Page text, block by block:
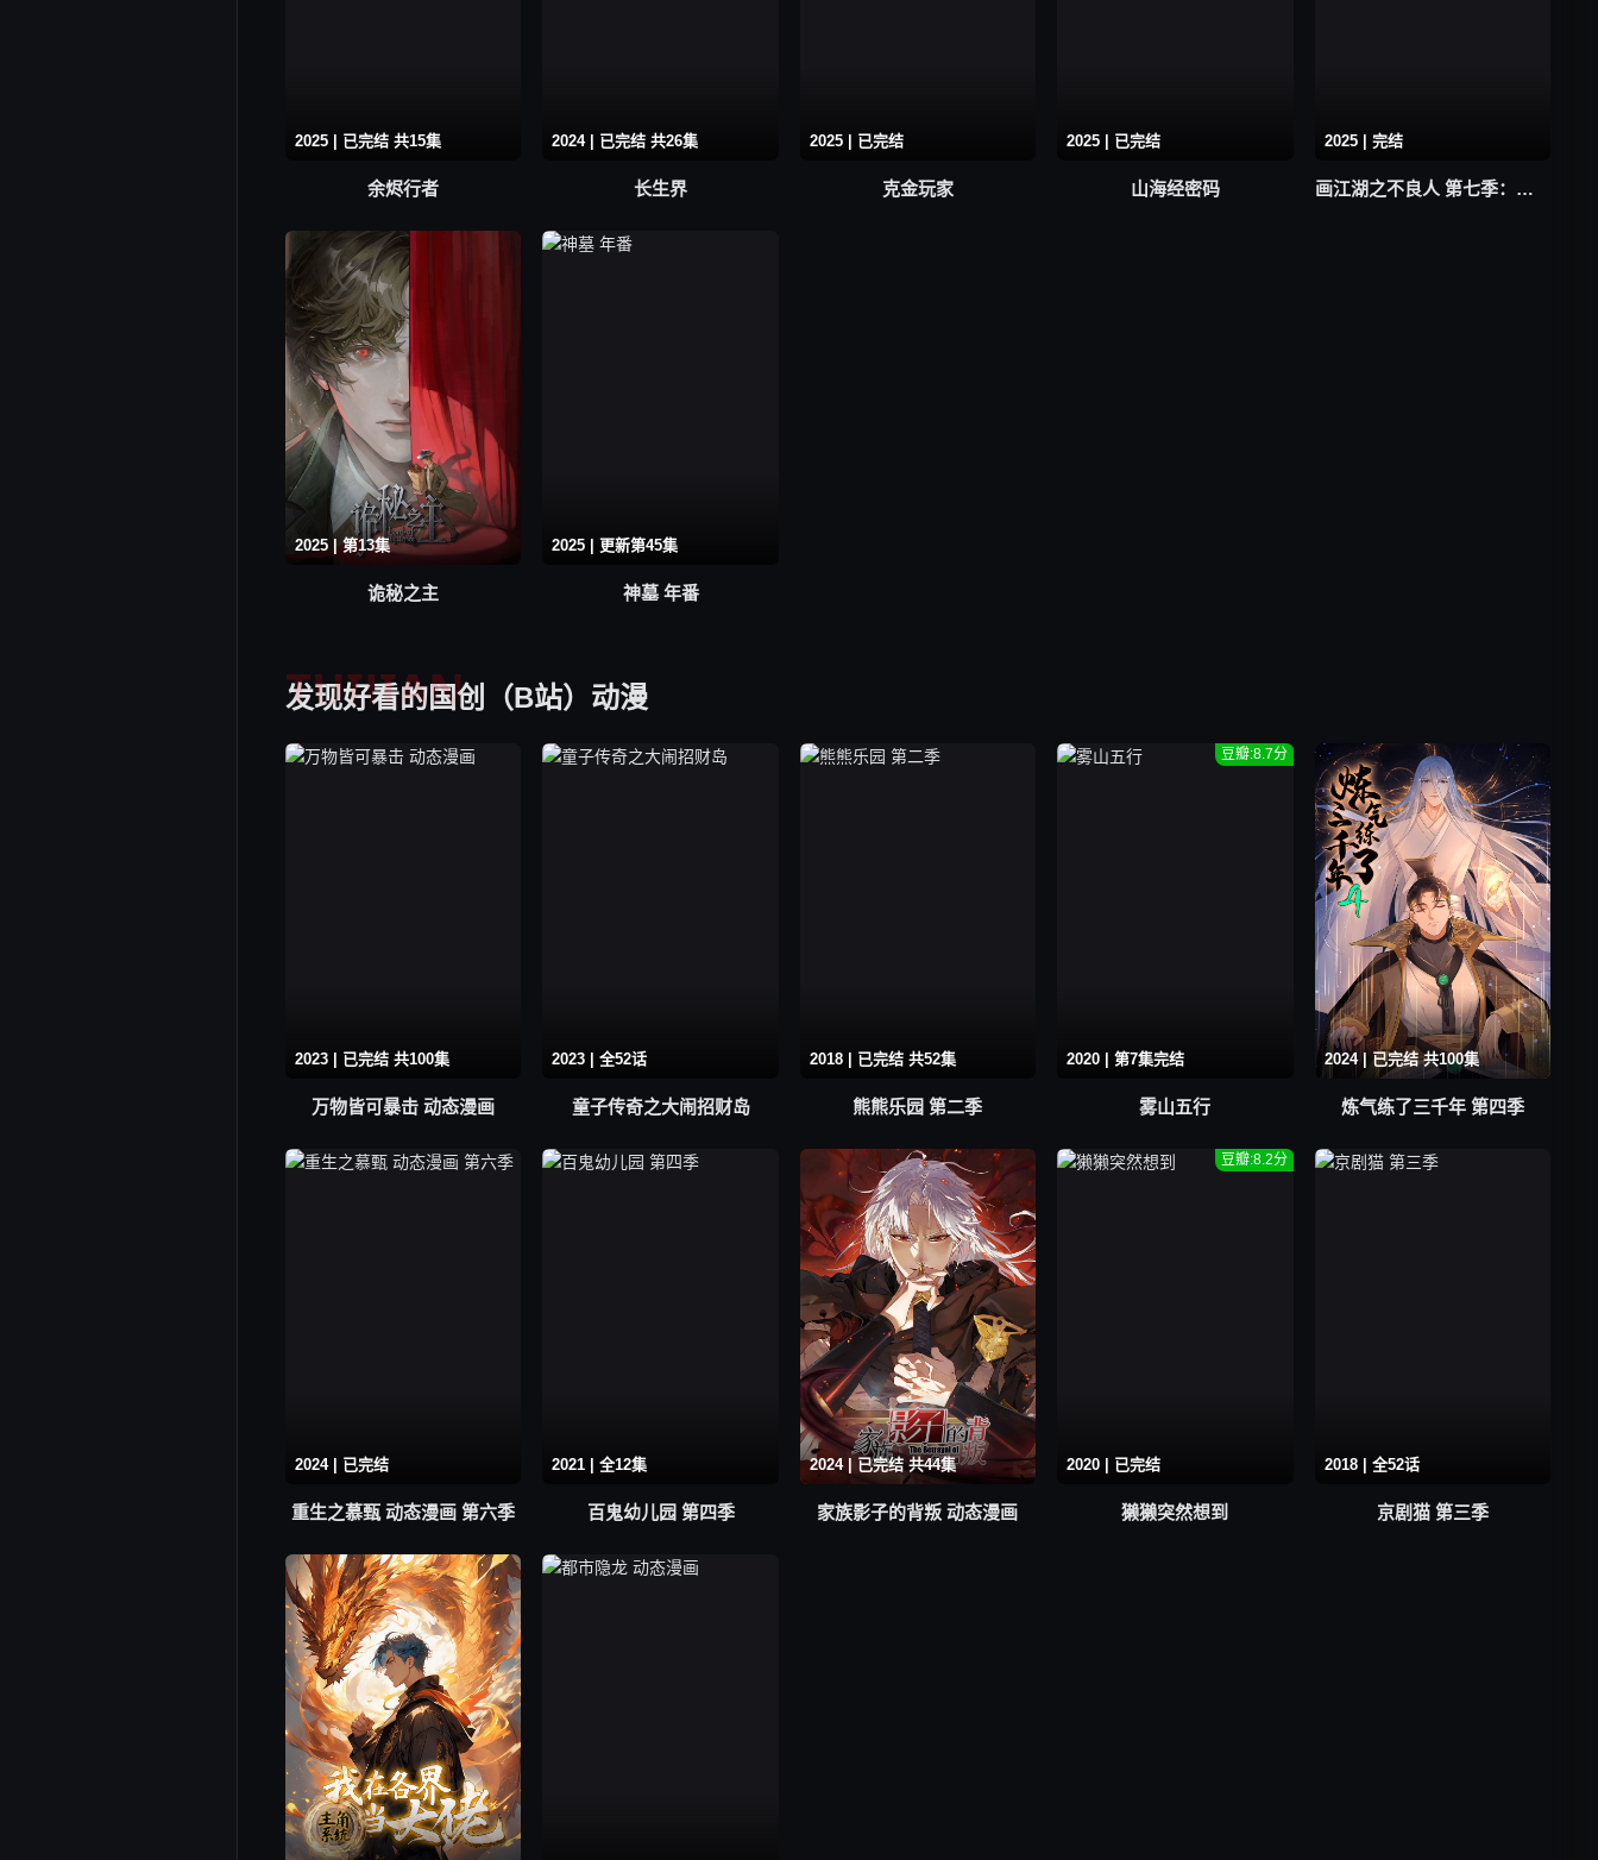
2025 | 已完结 共15集
余烬行者
2024 | 已完结 共26集
长生界
2025 | 已完结
克金玩家
2025 | 已完结
山海经密码
2025 | 完结
画江湖之不良人 第七季：九幽玄天
2025 | 第13集
诡秘之主
2025 | 更新第45集
神墓 年番
发现好看的国创（B站）动漫
TUIJIAN
2023 | 已完结 共100集
万物皆可暴击 动态漫画
2023 | 全52话
童子传奇之大闹招财岛
2018 | 已完结 共52集
熊熊乐园 第二季
2020 | 第7集完结
豆瓣:8.7分
雾山五行
2024 | 已完结 共100集
炼气练了三千年 第四季
2024 | 已完结
重生之慕甄 动态漫画 第六季
2021 | 全12集
百鬼幼儿园 第四季
2024 | 已完结 共44集
家族影子的背叛 动态漫画
2020 | 已完结
豆瓣:8.2分
獭獭突然想到
2018 | 全52话
京剧猫 第三季